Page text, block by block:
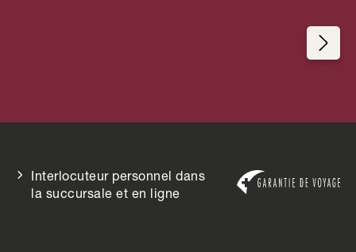
Interlocuteur personnel dans
la succursale et en ligne